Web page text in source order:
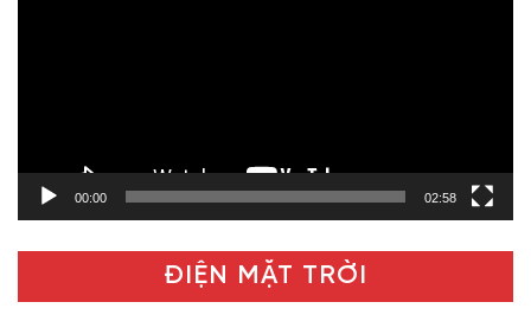
00:00 02:58
ĐIỆN MẶT TRỜI